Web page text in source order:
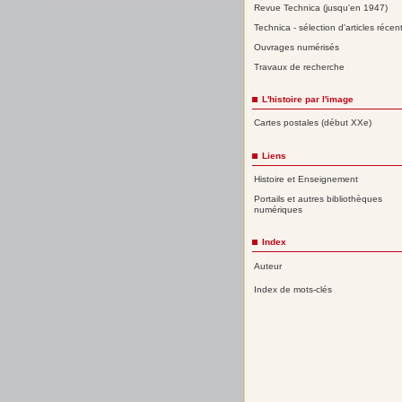
Revue Technica (jusqu'en 1947)
Technica - sélection d'articles
Ouvrages numérisés
Travaux de recherche
L'histoire par l'image
Cartes postales (début XXe)
Liens
Histoire et Enseignement
Portails et autres bibliothèques
numériques
Index
Auteur
Index de mots-clés